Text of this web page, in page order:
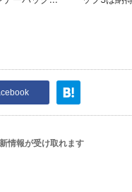
情報が受け取れます